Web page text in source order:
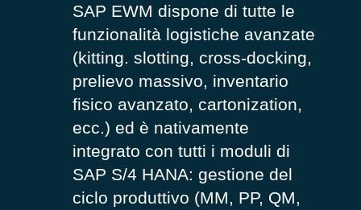
SAP EWM dispone di tutte le
funzionalità logistiche avanzate
(kitting. slotting, cross-docking,
prelievo massivo, inventario
fisico avanzato, cartonization,
ecc.) ed è nativamente
integrato con tutti i moduli di
SAP S/4 HANA: gestione del
ciclo produttivo (MM, PP, QM,